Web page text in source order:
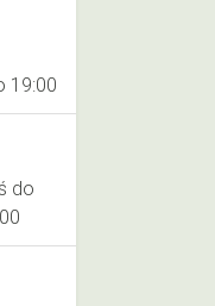
19:00
do